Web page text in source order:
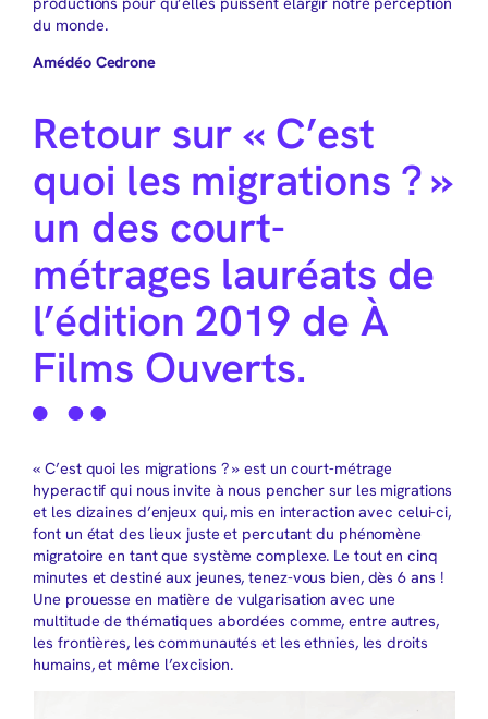
du monde.
Amédéo Cedrone
Retour sur « C’est
quoi les migrations ? »
un des court-
métrages lauréats de
l’édition 2019 de À
Films Ouverts.
« C’est quoi les migrations ? » est un court-métrage
hyperactif qui nous invite à nous pencher sur les migrations
et les dizaines d’enjeux qui, mis en interaction avec celui-ci,
font un état des lieux juste et percutant du phénomène
migratoire en tant que système complexe. Le tout en cinq
minutes et destiné aux jeunes, tenez-vous bien, dès 6 ans !
Une prouesse en matière de vulgarisation avec une
multitude de thématiques abordées comme, entre autres,
les frontières, les communautés et les ethnies, les droits
humains, et même l’excision.